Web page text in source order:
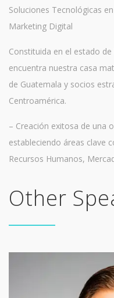
Soluciones Tecnológicas
Marketing Digital
Constituida en el estado
encuentra nuestra casa
de Guatemala y socios
Centroamérica.
– Creación exitosa de una
estableciendo áreas clave
Recursos Humanos,
Other